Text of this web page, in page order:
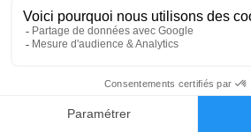
Faire-part
Cérémonie religieuse
Eglise Notre Dame de La
38350 La Mure